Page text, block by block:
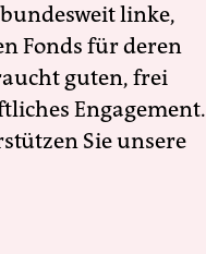
linke,
Fonds für deren
guten, frei
Engagement.
Sie unsere